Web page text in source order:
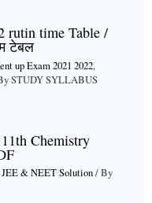
rutin time Table /
टेबल
up Exam 2021 2022,
STUDY SYLLABUS
Chemistry
& NEET Solution/ By